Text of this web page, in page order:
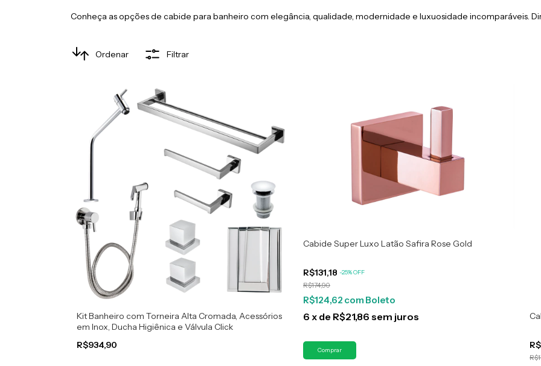
Conheça as opções de cabide para banheiro com elegância, qualidade, modernidade e luxuosidade incomparáveis.
Ordenar Filtrar
Kit Banheiro com Torneira Alta Cromada, Acessórios
em Inox, Ducha Higiênica e Válvula Click
R$934,90
Cabide Super Luxo Latão Safira Rose Gold
R$131,18 -25%OFF
R$174,90
R$124,62 com Boleto
6 x de R$21,86 sem juros